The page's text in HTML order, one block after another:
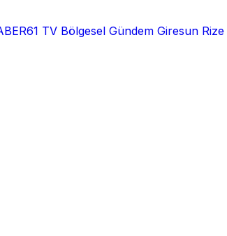
TV Bölgesel Gündem Giresun Rize